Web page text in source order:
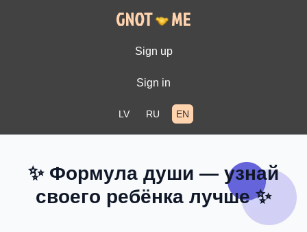
Sign up
Sign in
LV RU EN
✨ Формула души — узнай
своего ребёнка лучше ✨